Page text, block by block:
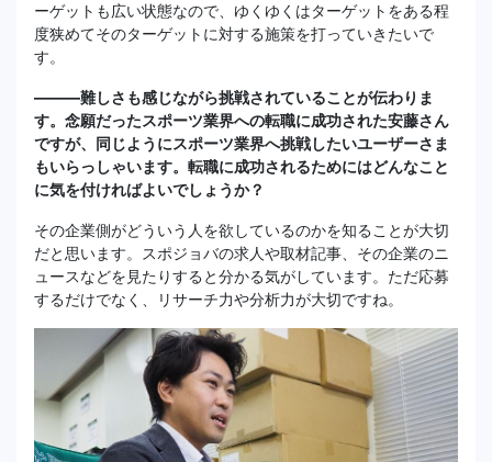
ーゲットも広い状態なので、ゆくゆくはターゲットをある程
度狭めてそのターゲットに対する施策を打っていきたいで
す。
―――難しさも感じながら挑戦されていることが伝わりま
す。念願だったスポーツ業界への転職に成功された安藤さん
ですが、同じようにスポーツ業界へ挑戦したいユーザーさま
もいらっしゃいます。転職に成功されるためにはどんなこと
に気を付ければよいでしょうか？
その企業側がどういう人を欲しているのかを知ることが大切
だと思います。スポジョバの求人や取材記事、その企業のニ
ュースなどを見たりすると分かる気がしています。ただ応募
するだけでなく、リサーチ力や分析力が大切ですね。